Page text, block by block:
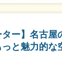
ター】名古
と魅力的な